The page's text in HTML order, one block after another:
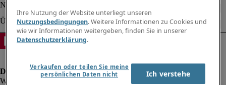
Ihre Nutzung der Website unterliegt unseren
Nutzungsbedingungen. Weitere Informationen zu Cookies und
wie wir Informationen weitergeben, finden Sie in unserer
Datenschutzerklärung.
Verkaufen oder teilen Sie meine
persönlichen Daten nicht
Ich verstehe